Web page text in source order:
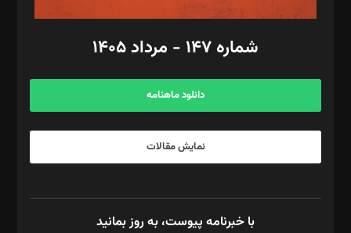
امور مالی: شاپور رهبری، محمد‌ کاظمی‌نیا
آگهی و مشترکین: ۰۹۱۹۹۹۹۰۴۵۴
شماره ۱۴۷ - مرداد ۱۴۰۵
دانلود ماهنامه
نمایش مقالات
با خبرنامه پیوست، به روز بمانید